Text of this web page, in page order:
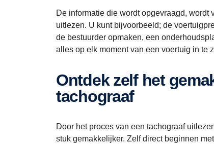
De informatie die wordt opgevraagd,
uitlezen. U kunt bijvoorbeeld; de
de bestuurder opmaken, een
alles op elk moment van een voertuig in te
Ontdek zelf het gemak van het uitlezen van een
tachograaf
Door het proces van een tachograaf
stuk gemakkelijker. Zelf direct beginnen